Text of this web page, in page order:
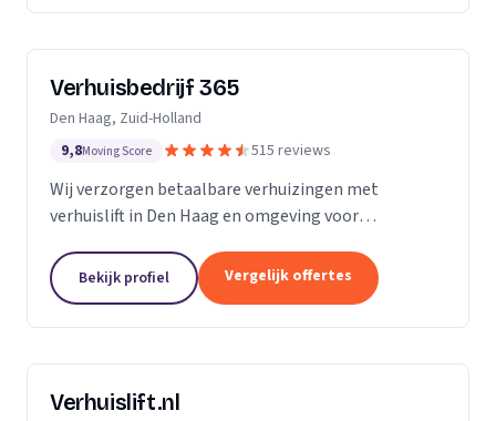
Verhuisbedrijf 365
Den Haag, Zuid-Holland
9,8Moving Score 515 reviews
Wij verzorgen betaalbare verhuizingen met
verhuislift in Den Haag en omgeving voor
Bekijk profiel Vergelijk offertes
Verhuislift.nl